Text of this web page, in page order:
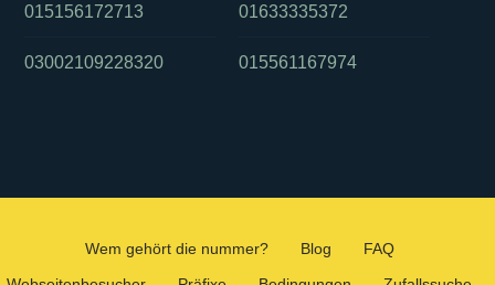
015156172713
03002109228320
01633335372
015561167974
Wem gehört die nummer? Blog
FAQ